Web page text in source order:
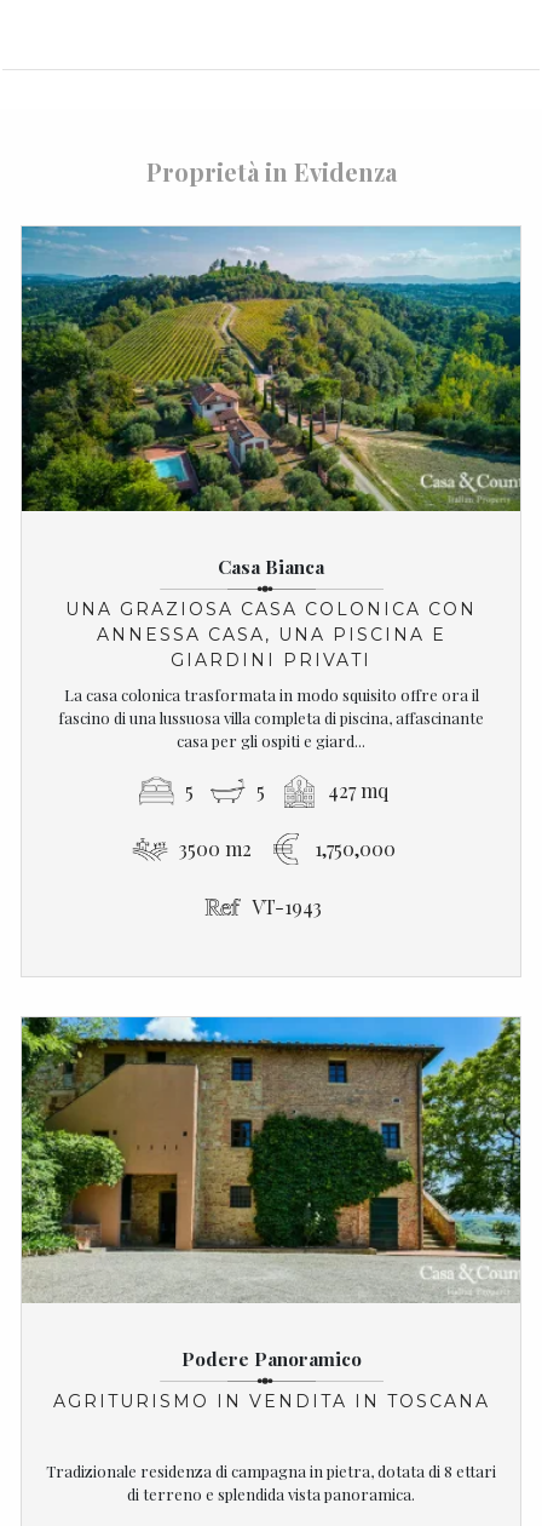
Proprietà in Evidenza
Casa Bianca
UNA GRAZIOSA CASA COLONICA CON
ANNESSA CASA, UNA PISCINA E
GIARDINI PRIVATI
La casa colonica trasformata in modo squisito offre ora il
fascino di una lussuosa villa completa di piscina, affascinante
casa per gli ospiti e giard...
5 5 427 mq
3500 m2 1,750,000
VT-1943
Podere Panoramico
AGRITURISMO IN VENDITA IN TOSCANA
Tradizionale residenza di campagna in pietra, dotata di 8 ettari
di terreno e splendida vista panoramica.